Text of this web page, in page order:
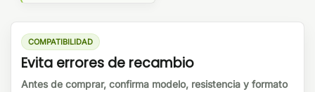
COMPATIBILIDAD
Evita errores de recambio
Antes de comprar, confirma modelo, resistencia y formato